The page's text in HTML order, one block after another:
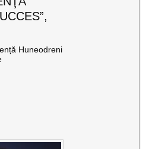
Huneodreni